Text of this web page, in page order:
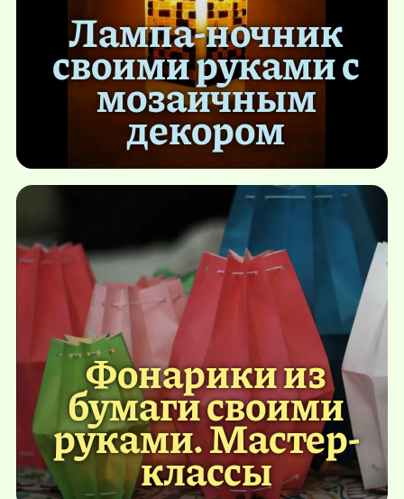
Лампа-ночник
своими руками с
мозаичным
декором
Фонарики из
бумаги своими
руками. Мастер-
классы